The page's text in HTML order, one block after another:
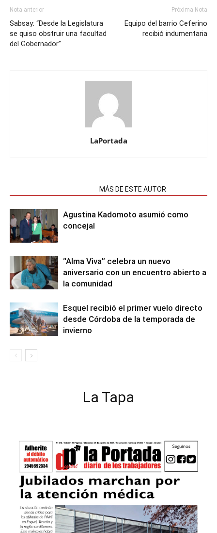
Nota anterior
Sabsay: “Desde la Legislatura
se quiso obstruir una facultad
del Gobernador”
Próxima Nota
Equipo del barrio Ceferino
recibió indumentaria
LaPortada
MÁS DE ESTE AUTOR
Agustina Kadomoto asumió como
concejal
“Alma Viva” celebra un nuevo
aniversario con un encuentro abierto a
la comunidad
Esquel recibió el primer vuelo directo
desde Córdoba de la temporada de
invierno
La Tapa